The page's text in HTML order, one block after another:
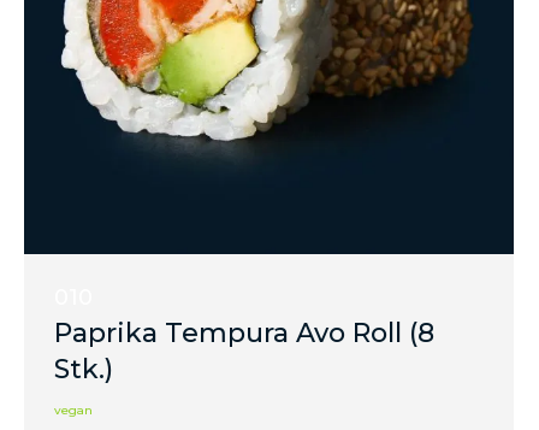
Paprika Tempura Avo Roll (8
Stk.)
vegan